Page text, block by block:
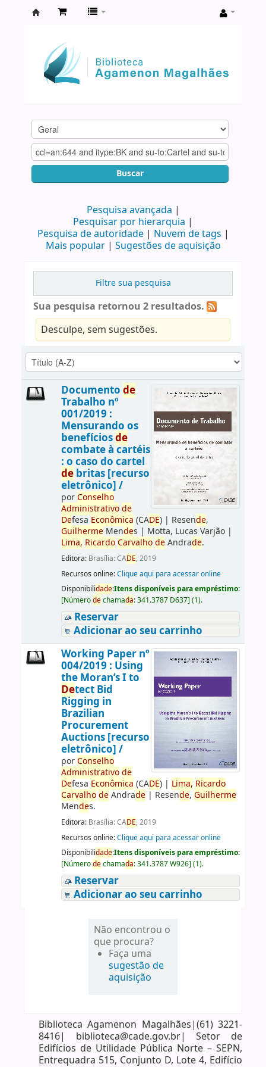
Agamenon
Magalhães
Buscar
Pesquisa avançada
Pesquisar por hierarquia
Pesquisa de autoridade
Nuvem de tags
Mais popular
Sugestões de aquisição
Filtre sua pesquisa
Sua pesquisa retornou 2 resultados.
Desculpe, sem sugestões.
Documento de
Trabalho nº
001/2019 :
Mensurando os
benefíciosde
combate à cartéis
: o caso do cartel
debritas [recurso
eletrônico] /
porConselho
Administrativo de
Defesa Econômica (CADE)| Resende,
GuilhermeMendes | Motta, Lucas Varjão|
Lima, Ricardo Carvalho deAndrade.
Editora: Brasília: CADE, 2019
Recursos online:Clique aqui para acessar online
Disponibilidade:Itens disponíveis para empréstimo:
[Númerodechamada:341.3787 D637] (1).
Reservar
Adicionar ao seu carrinho
Working Paper nº
004/2019 : Using
the Moran’s I to
Detect Bid
Rigging in
Brazilian
Procurement
Auctions [recurso
eletrônico] /
porConselho
Administrativo de
Defesa Econômica (CADE)| Lima, Ricardo
Carvalho deAndrade| Resende, Guilherme
Mendes.
Editora: Brasília: CADE, 2019
Recursos online:Clique aqui para acessar online
Disponibilidade:Itens disponíveis para empréstimo:
[Númerodechamada:341.3787 W926] (1).
Reservar
Adicionar ao seu carrinho
Não encontrou o
que procura?
Faça uma
sugestão de
aquisição
Biblioteca Agamenon Magalhães|(61) 3221-
8416| biblioteca@cade.gov.br| Setor de
Edifícios de Utilidade Pública Norte – SEPN,
Entrequadra 515, Conjunto D, Lote 4, Edifício